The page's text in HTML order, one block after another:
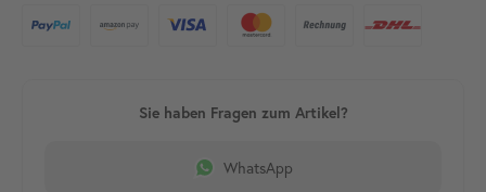
WhatsApp